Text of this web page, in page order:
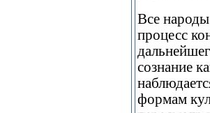
Все
процесс
сознание
формам